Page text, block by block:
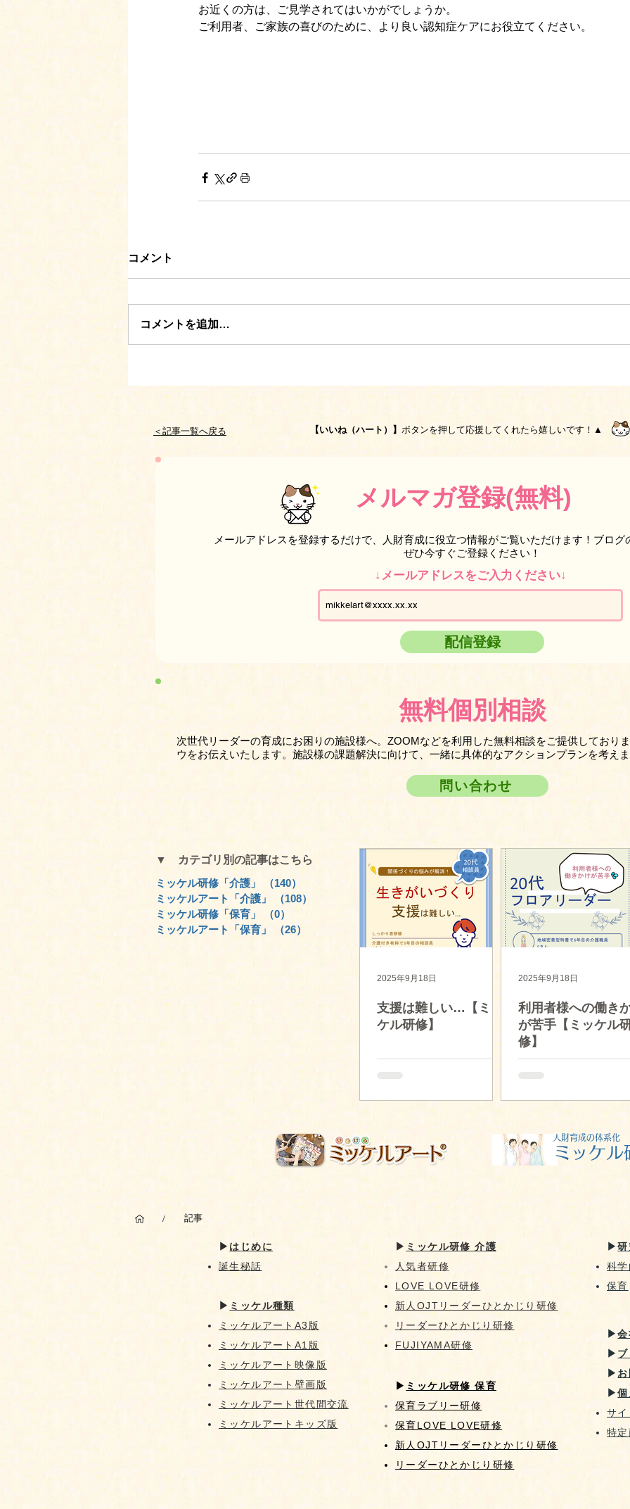
お近くの方は、ご見学されてはいかがでしょうか。
ご利用者、ご家族の喜びのために、より良い認知症ケアにお役立てください。
コメント
コメントを追加…
＜記事一覧へ戻る 【いいね（ハート）】 ボタンを押して応援してくれたら嬉しいです！▲
メルマガ登録(無料)
メールアドレスを登録するだけで、人財育成に役立つ情報がご覧いただけます！ブログ
ぜひ今すぐご登録ください！
↓メールアドレスをご入力ください↓
配信登録
無料個別相談
次世代リーダーの育成にお困りの施設様へ。ZOOMなどを利用した無料相談をご提供しており
ウをお伝えいたします。施設様の課題解決に向けて、一緒に具体的なアクションプランを考え
問い合わせ
▼ カテゴリ別の記事はこちら
ミッケル研修「介護」
（140）
ミッケルアート「介護」
（108）
ミッケル研修「保育」
（0）
ミッケルアート「保育」
（26）
支援は難しい…【ミッ
ケル研修】
2025年9月18日
利用者様への働き
が苦手【ミッケル
修】
2025年9月18日
ミッケル
​人財育成の体系化
/ 記事
▶︎ はじめに
誕生秘話
▶︎ ミッケル種類
ミッケルアートA3版
ミッケルアートA1版
ミッケルアート映像版
ミッケルアート壁画版
​ミッケルアート世代間交流
ミッケルアートキッズ版
▶︎ ミッケル研修 介護
人気者研修
LOVE LOVE研修
新人OJT​リーダーひとかじり研修
リーダーひとかじり研修
FUJIYAMA研修
▶︎ ミッケル研修 保育
保育ラブリー研修
保育LOVE LOVE研修
新人OJT​リーダーひとかじり研修
リーダーひとかじり研修
▶︎
科
​保育
▶︎
▶︎
▶︎
▶︎
サ
特